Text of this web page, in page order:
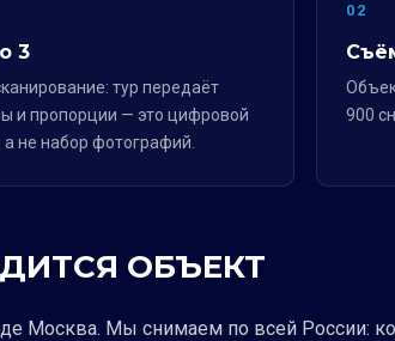
3
тур передаёт
и пропорции — это цифровой
не набор фотографий.
02
900
ОБЪЕКТ
Москва. Мы снимаем по всей России: